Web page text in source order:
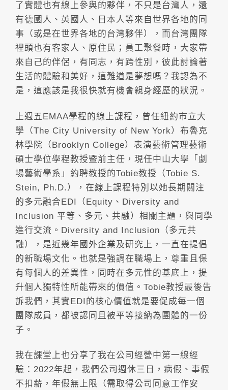
了實體也有線上參與的夥伴，不只是台灣人，還
有德國人、英國人、日本人等來自世界各地的同
事（或是在世界各地的台灣夥伴），而台灣團隊
裡頭也有客家人、原住民；員工聚餐時，大家帶
來自己的伴侶，有同志，有跨性別，彼此討論著
生活的體驗和美好，這難道是夢想嗎？我認為不
是，這應該是我很快就有機會親身經歷的狀況。
上週五EMAA學程的線上課程，曾任紐約市立大
學（The City University of New York）布魯克
林學院（Brooklyn College）表演藝術管理藝術
碩士學位學程教授暨前主任，現任中山大學「劇
場藝術學系」約聘教授的Tobie教授（Tobie S.
Stein, Ph.D.），在線上課程特別以她長期關注
的多元融合EDI（Equity、Diversity and
Inclusion 平等、多元、共融）相關主題，與同學
進行交流。Diversity and Inclusion（多元共
融），是近幾年國外企業及研究上，一直在提倡
的新職場文化。也就是強調在職場上，尊重且保
有每個人的差異性，同時在多元性的基底上，提
升個人獨特性所能帶來的價值。Tobie教授最後告
訴我們，其實EDI的核心價值就是要促成每一個
團隊成員，都被認同且被平等接納為團體的一份
子。
我在課堂上也分享了我在公司經營中第一線經
驗：2022年起，我們公司週休三日，病假、事假
不扣薪，年假無上限（需取得公司同意工作安